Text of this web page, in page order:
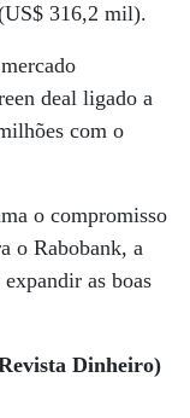
316,2 mil).
deal ligado a
com o
o compromisso
o Rabobank, a
as boas
Dinheiro)